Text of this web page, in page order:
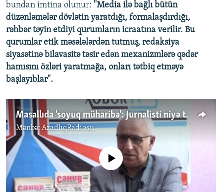
bundan imtina olunur: "Media ilə bağlı bütün
düzənləmələr dövlətin yaratdığı, formalaşdırdığı,
rəhbər təyin etdiyi qurumların icraatına verilir. Bu
qurumlar etik məsələlərdən tutmuş, redaksiya
siyasətinə bilavasitə təsir edən mexanizmlərə qədər
hamısını özləri yaratmağa, onları tətbiq etməyə
başlayıblar".
Masallıda 'soyuq müharibə': Jurnalisti niyə tutdurmaq istəyirlər
Mənbə: AzadlıqRadiosu
No media source currently available